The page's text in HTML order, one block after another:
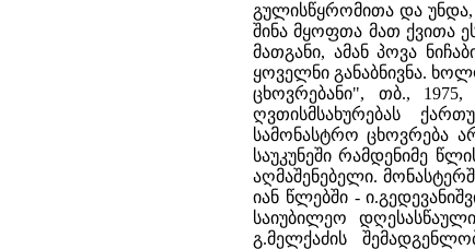
გულისწყრომითა და უნდა,
შინა მყოფთა მათ ქვითა
მათგანი, ამან პოვა
ყოველნი განაბნივნა.
ცხოვრებანი", თბ.,
ღვთისმსახურებას
სამონასტრო ცხოვრება
საუკუნეში რამდენიმე
აღმაშენებელი.
იან წლებში -
საიუბილეო
გ.მელქაძის